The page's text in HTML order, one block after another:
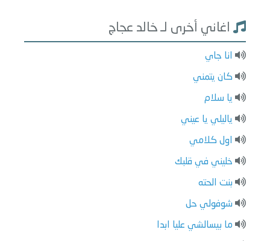
اغاني أخرى لـ خالد عجاج
انا جاي
كان يتمني
يا سلام
ياليلي يا عيني
اول كلامي
خليني في قلبك
بنت الحته
شوفولي حل
ما بيسالشي عليا ابدا